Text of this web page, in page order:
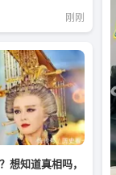
刚刚
想知道真相吗，